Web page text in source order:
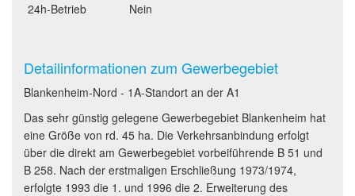
24h-Betrieb
Nein
Detailinformationen zum Gewerbegebiet
Blankenheim-Nord - 1A-Standort an der A1
Das sehr günstig gelegene Gewerbegebiet Blankenheim hat
eine Größe von rd. 45 ha. Die Verkehrsanbindung erfolgt
über die direkt am Gewerbegebiet vorbeiführende B 51 und
B 258. Nach der erstmaligen Erschließung 1973/1974,
erfolgte 1993 die 1. und 1996 die 2. Erweiterung des